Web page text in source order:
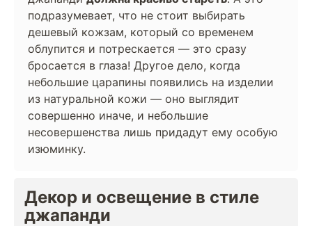
подразумевает, что не стоит выбирать
дешевый кожзам, который со временем
облупится и потрескается — это сразу
бросается в глаза! Другое дело, когда
небольшие царапины появились на изделии
из натуральной кожи — оно выглядит
совершенно иначе, и небольшие
несовершенства лишь придадут ему особую
изюминку.
Декор и освещение в стиле
джапанди